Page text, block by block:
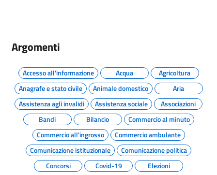
Argomenti
Accesso all'informazione Acqua
Agricoltura
Anagrafe e stato civile
Animale domestico
Aria
Assistenza agli invalidi
Assistenza sociale
Associazioni
Bandi
Bilancio
Commercio al minuto
Commercio all'ingrosso
Commercio ambulante
Comunicazione istituzionale
Comunicazione politica
Concorsi
Covid-19 Elezioni